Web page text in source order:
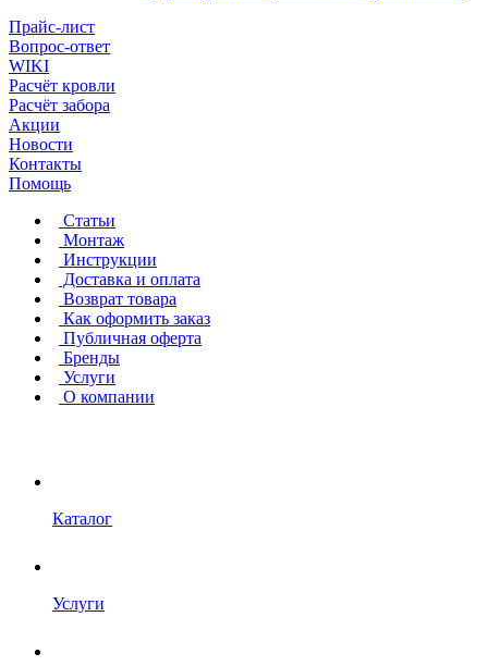
Прайс-лист
Вопрос-ответ
WIKI
Расчёт кровли
Расчёт забора
Акции
Новости
Контакты
Помощь
Статьи
Монтаж
Инструкции
Доставка и оплата
Возврат товара
Как оформить заказ
Публичная оферта
Бренды
Услуги
О компании
Каталог
Услуги